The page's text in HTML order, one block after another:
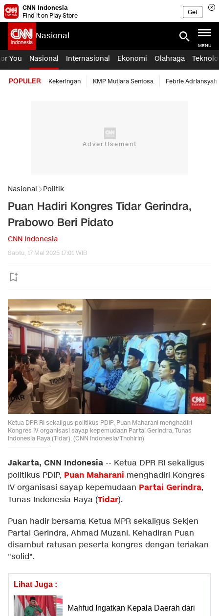
CNN Indonesia
Find it on Play Store
Get
Nasional
MENU
You Nasional Internasional Ekonomi Olahraga
POPULER Kekeringan KMP Mutiara Sentosa Febrie Adriansyah
Nasional Politik
Puan Hadiri Kongres Tidar Gerindra,
Prabowo Beri Pidato
CNN Indonesia
Sabtu, 17 Mei 2025 17:01 WIB
Ketua DPR RI sekaligus politikus PDIP, Puan Maharani menghadiri
Kongres IV organisasi sayap kepemudaan Partai Gerindra, Tunas
Indonesia Raya (Tidar). (CNN Indonesia/Thohirin)
Jakarta, CNN Indonesia -- Ketua DPR RI sekaligus
politikus PDIP, Puan Maharani menghadiri Kongres
IV organisasi sayap kepemudaan Partai Gerindra,
Tunas Indonesia Raya (Tidar).
Puan hadir bersama Ketua MPR sekaligus Sekjen
Partai Gerindra, Ahmad Muzani. Kehadiran Puan
disambut ratusan peserta kongres dengan teriakan
"solid".
Lihat Juga :
Mahfud Ingatkan Kepala Daerah dari